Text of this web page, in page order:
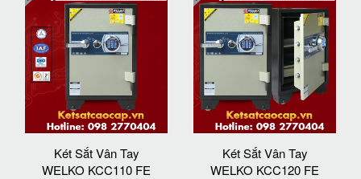
Két Sắt Vân Tay
WELKO KCC110 FE
Két Sắt Vân Tay
WELKO KCC120 FE